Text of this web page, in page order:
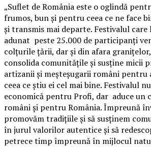
„Suflet de România este o oglindă
frumos, bun și pentru ceea ce ne face
și transmis mai departe. Festivalul care
adunat peste 25.000 de participanți
colțurile țării, dar și din afara
consolida comunitățile și susține micii
artizanii și meșteșugarii români pentru
ceea ce știu ei cel mai bine. Festivalul
economică pentru Profi, dar aduce un
români și pentru România. Împreună
promovăm tradițiile și să susținem
în jurul valorilor autentice și să
petrece timp împreună în mijlocul